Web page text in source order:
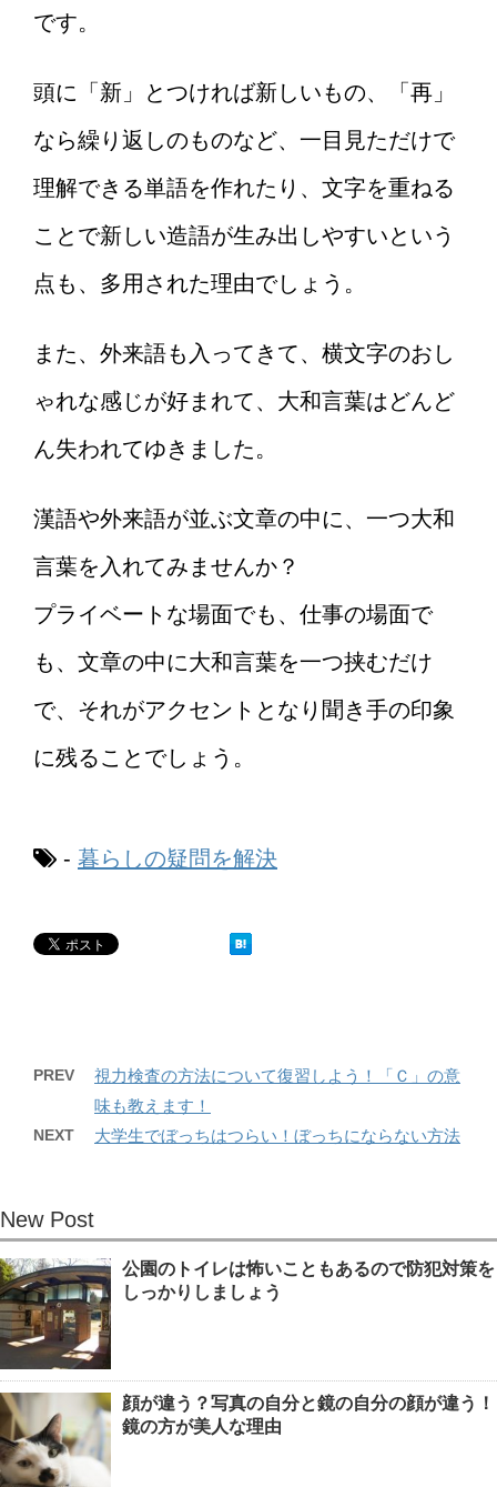
です。
頭に「新」とつければ新しいもの、「再」
なら繰り返しのものなど、一目見ただけで
理解できる単語を作れたり、文字を重ねる
ことで新しい造語が生み出しやすいという
点も、多用された理由でしょう。
また、外来語も入ってきて、横文字のおし
ゃれな感じが好まれて、大和言葉はどんど
ん失われてゆきました。
漢語や外来語が並ぶ文章の中に、一つ大和
言葉を入れてみませんか？
プライベートな場面でも、仕事の場面で
も、文章の中に大和言葉を一つ挟むだけ
で、それがアクセントとなり聞き手の印象
に残ることでしょう。
- 暮らしの疑問を解決
PREV
視力検査の方法について復習しよう！「Ｃ」の意
味も教えます！
NEXT 大学生でぼっちはつらい！ぼっちにならない方法
New Post
公園のトイレは怖いこともあるので防犯対策を
しっかりしましょう
顔が違う？写真の自分と鏡の自分の顔が違う！
鏡の方が美人な理由